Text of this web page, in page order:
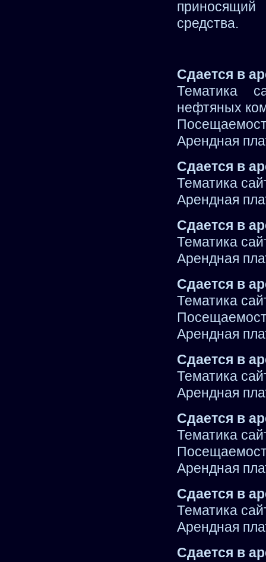
средства.
Сдается в
Тематика
нефтяных
Арендная
Сдается в
Тематика
Арендная
Сдается в
Тематика
Арендная
Сдается в
Тематика
Арендная
Сдается в
Тематика
Арендная
Сдается в
Тематика
Арендная
Сдается в
Тематика
Арендная
Сдается в